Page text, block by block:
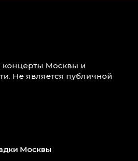
Москвы и
Не является публичной
Москвы